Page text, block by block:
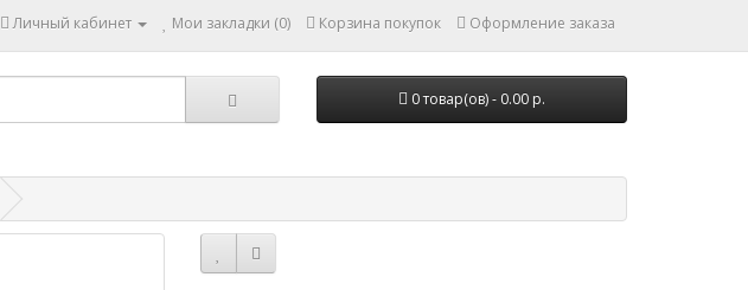
Личный кабинет Мои закладки (0) Корзина покупок Оформление заказа
0 товар(ов) - 0.00 р.